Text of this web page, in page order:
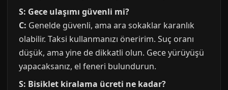
S: Gece ulaşımı güvenli mi?
C: Genelde güvenli, ama ara sokaklar karanlık
olabilir. Taksi kullanmanızı öneririm. Suç oranı
düşük, ama yine de dikkatli olun. Gece yürüyüşü
yapacaksanız, el feneri bulundurun.
S: Bisiklet kiralama ücreti ne kadar?